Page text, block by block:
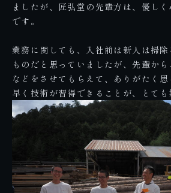
ましたが、匠弘堂の先輩方は、優し
です。
業務に関しても、入社前は新人は掃除
ものだと思っていましたが、先輩か
などをさせてもらえて、ありがたく思
早く技術が習得できることが、とても